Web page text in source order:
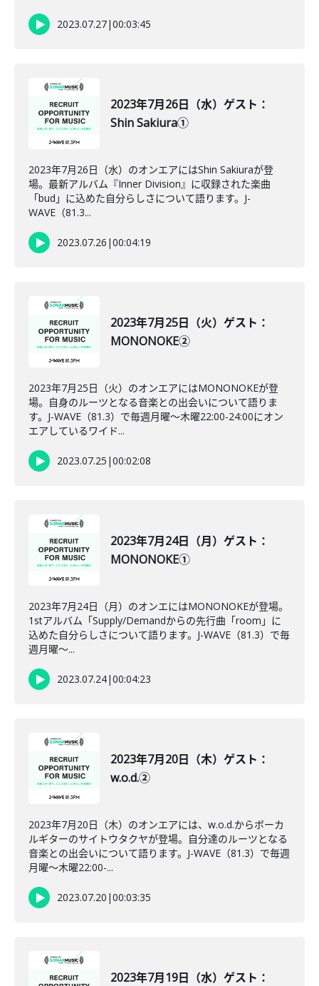
2023.07.27|00:03:45
2023年7月26日（水）ゲスト：
Shin Sakiura①
2023年7月26日（水）のオンエアにはShin Sakiuraが登
場。最新アルバム『Inner Division』に収録された楽曲
「bud」に込めた自分らしさについて語ります。J-
WAVE（81.3...
2023.07.26 |00:04:19
2023年7月25日（火）ゲスト：
MONONOKE②
2023年7月25日（火）のオンエアにはMONONOKEが登
場。自身のルーツとなる音楽との出会いについて語りま
す。J-WAVE（81.3）で毎週月曜～木曜22:00-24:00にオン
エアしているワイド...
2023.07.25 |00:02:08
2023年7月24日（月）ゲスト：
MONONOKE①
2023年7月24日（月）のオンエにはMONONOKEが登場。
1stアルバム「Supply/Demandからの先行曲「room」に
込めた自分らしさについて語ります。J-WAVE（81.3）で毎
週月曜～...
2023.07.24|00:04:23
2023年7月20日（木）ゲスト：
w.o.d.②
2023年7月20日（木）のオンエアには、w.o.d.からボーカ
ルギターのサイトウタクヤが登場。自分達のルーツとなる
音楽との出会いについて語ります。J-WAVE（81.3）で毎週
月曜～木曜22:00-...
2023.07.20 |00:03:35
2023年7月19日（水）ゲスト：